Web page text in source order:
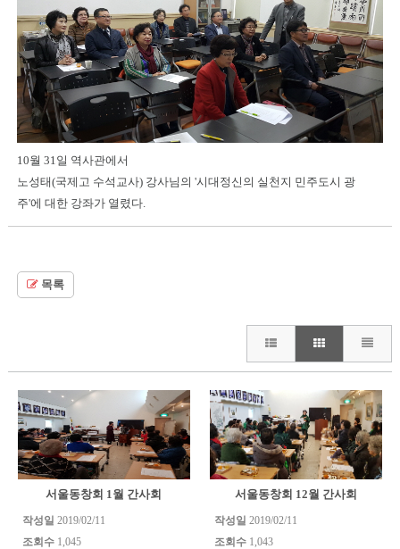
10월 31일 역사관에서
노성태(국제고 수석교사) 강사님의 '시대정신의 실천지 민주도시 광
주'에 대한 강좌가 열렸다.
목록
서울동창회 1월 간사회
작성일 2019/02/11
조회수1,045
서울동창회 12월 간사회
작성일 2019/02/11
조회수1,043